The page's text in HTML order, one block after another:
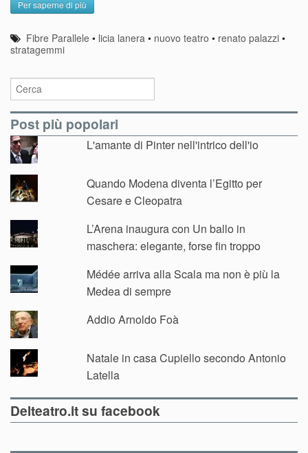
Per saperne di più
Fibre Parallele • licia lanera • nuovo teatro • renato palazzi •
stratagemmi
Post più popolari
L'amante di Pinter nell'intrico dell'io
Quando Modena diventa l’Egitto per
Cesare e Cleopatra
L’Arena inaugura con Un ballo in
maschera: elegante, forse fin troppo
Médée arriva alla Scala ma non è più la
Medea di sempre
Addio Arnoldo Foà
Natale in casa Cupiello secondo Antonio
Latella
Delteatro.it su facebook